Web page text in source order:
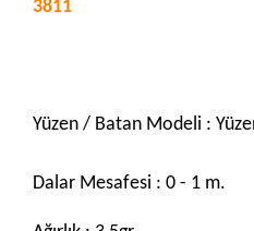
3811
Yüzen / Batan Modeli :
Dalar Mesafesi : 0 - 1 m.